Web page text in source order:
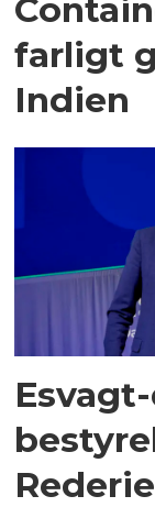
farligt
Indien